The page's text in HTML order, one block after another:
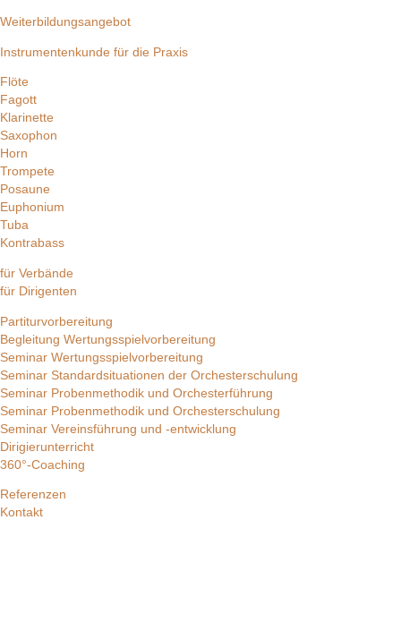
Weiterbildungsangebot
Instrumentenkunde für die Praxis
Flöte
Fagott
Klarinette
Saxophon
Horn
Trompete
Posaune
Euphonium
Tuba
Kontrabass
für Verbände
für Dirigenten
Partiturvorbereitung
Begleitung Wertungsspielvorbereitung
Seminar Wertungsspielvorbereitung
Seminar Standardsituationen der Orchesterschulung
Seminar Probenmethodik und Orchesterführung
Seminar Probenmethodik und Orchesterschulung
Seminar Vereinsführung und -entwicklung
Dirigierunterricht
360°-Coaching
Referenzen
Kontakt